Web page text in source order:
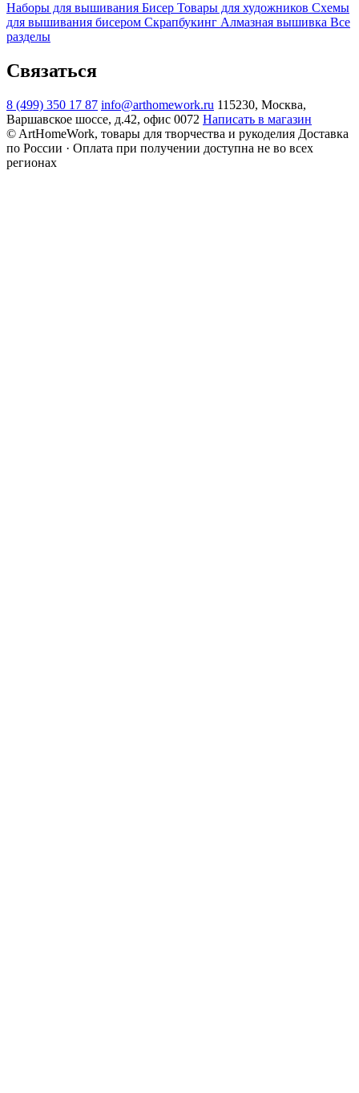
Наборы для вышивания Бисер Товары для художников Схемы
для вышивания бисером Скрапбукинг Алмазная вышивка Все
разделы
Связаться
8 (499) 350 17 87 info@arthomework.ru 115230, Москва,
Варшавское шоссе, д.42, офис 0072 Написать в магазин
© ArtHomeWork, товары для творчества и рукоделия Доставка
по России · Оплата при получении доступна не во всех
регионах